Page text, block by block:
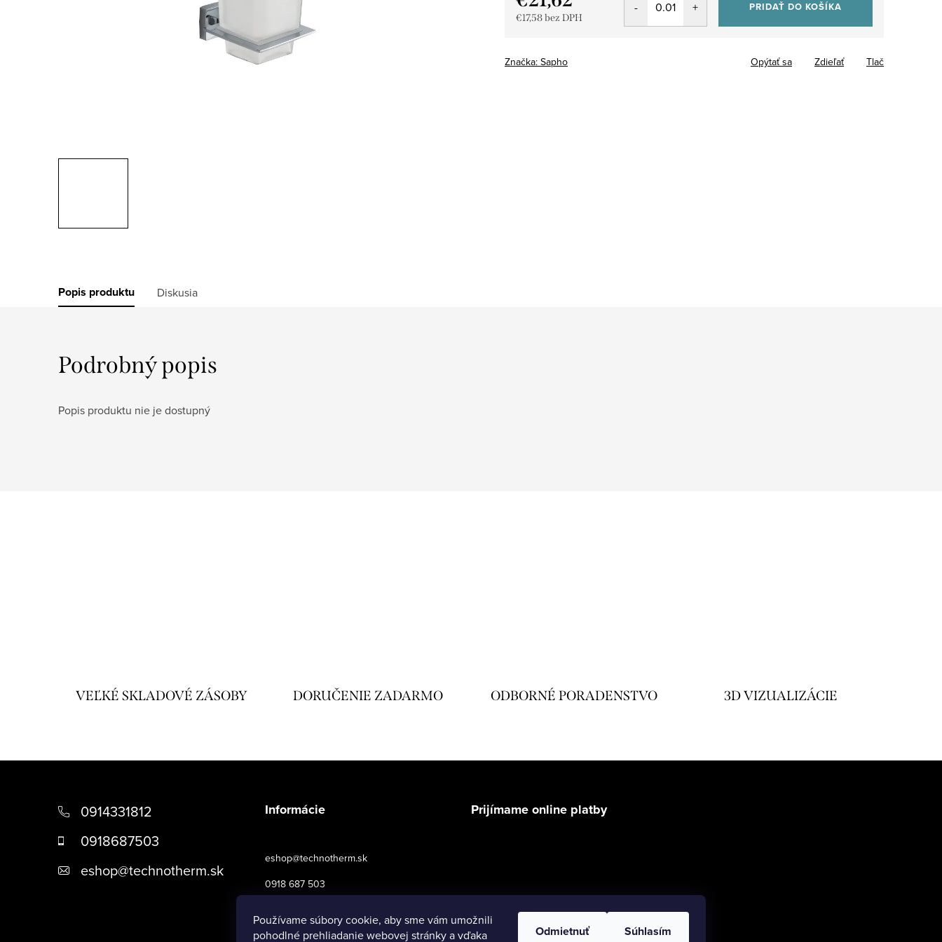
Používame súbory cookie, aby sme vám umožnili
pohodlné prehliadanie webovej stránky a vďaka
Odmietnuť Súhlasím
€17,58 bez DPH
PRIDAŤ DO KOŠÍKA
Značka: Sapho Tlač
Opýtať sa Zdieľať
Popis produktu Diskusia
Podrobný popis
Popis produktu nie je dostupný
VEĽKÉ SKLADOVÉ ZÁSOBY DORUČENIE ZADARMO ODBORNÉ PORADENSTVO 3D VIZUALIZÁCIE
0914331812
0918687503
eshop@technotherm.sk
Informácie
eshop@technotherm.sk
0918 687 503
Prijímame online platby